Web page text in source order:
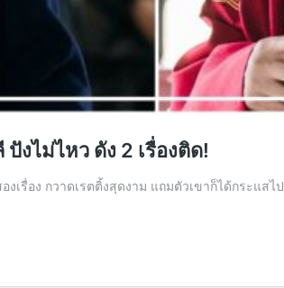
งไม่ไหว ดัง 2 เรื่องติด!
รื่อง กวาดเรตติ้งสุดงาม แถมตัวเขาก็ได้กระแส